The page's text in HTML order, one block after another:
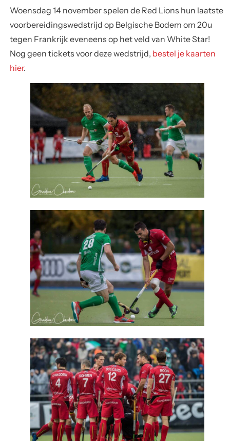
Woensdag 14 november spelen de Red Lions hun laatste
voorbereidingswedstrijd op Belgische Bodem om 20u
tegen Frankrijk eveneens op het veld van White Star!
Nog geen tickets voor deze wedstrijd, bestel je kaarten
hier.